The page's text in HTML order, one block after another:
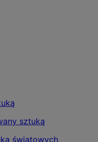
sztuką
światowych